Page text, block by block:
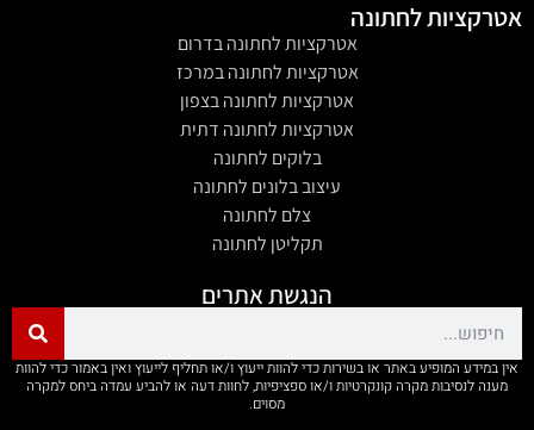
אטרקציות לחתונה
אטרקציות לחתונה בדרום
אטרקציות לחתונה במרכז
אטרקציות לחתונה בצפון
אטרקציות לחתונה דתית
בלוקים לחתונה
עיצוב בלונים לחתונה
צלם לחתונה
תקליטן לחתונה
הנגשת אתרים
אין במידע המופיע באתר או בשירות כדי להוות ייעוץ ו/או תחליף לייעוץ ואין באמור כדי להוות
מענה לנסיבות מקרה קונקרטיות ו/או ספציפיות, לחוות דעה או להביע עמדה ביחס למקרה
מסוים.